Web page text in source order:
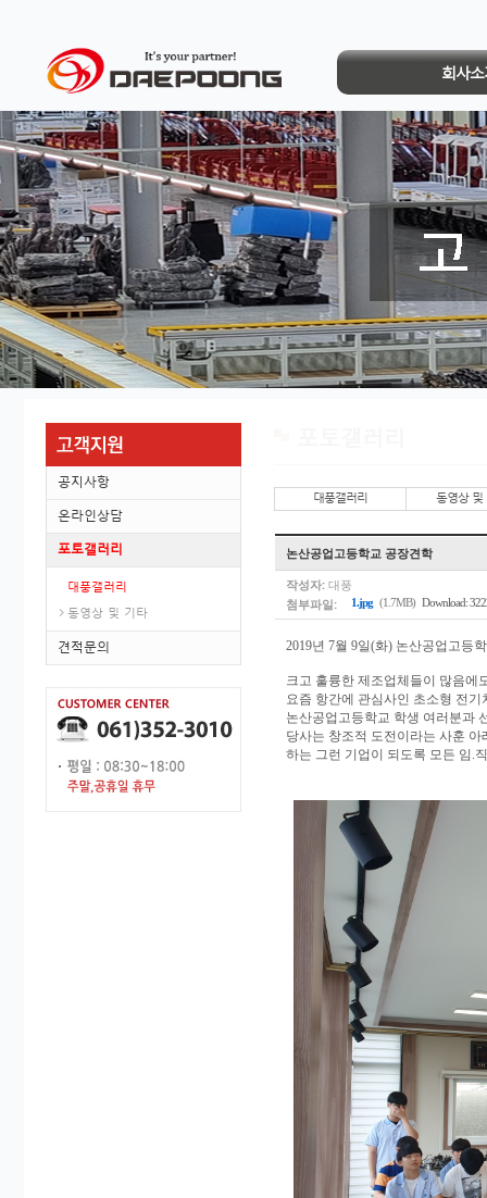
회사
공지사항
온라인상담
포토갤러리
대풍갤러리
동영상 및 기타
견적문의
대풍갤러리 동영상 및
논산공업고등학교 공장견학
작성자: 대풍
첨부파일:
1.jpg (1.7MB) Download:
2019년 7월 9일(화) 논산공업고등
크고 훌륭한 제조업체들이 많음에
요즘 항간에 관심사인 초소형 전
논산공업고등학교 학생 여러분과
당사는 창조적 도전이라는 사훈
하는 그런 기업이 되도록 모든 임.